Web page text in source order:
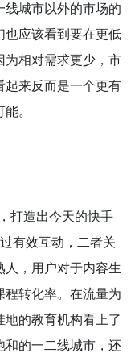
线城市以外的市场的
也应该看到要在更低
为相对需求更少，市
起来反而是一个更有
。
打造出今天的快手
有效互动，二者关
人，用户对于内容生
程转化率。在流量为
地的教育机构看上了
和的一二线城市，还